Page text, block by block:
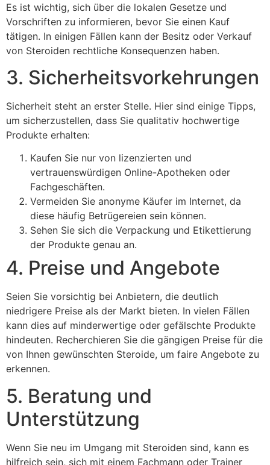
Es ist wichtig, sich über die lokalen Gesetze und
Vorschriften zu informieren, bevor Sie einen Kauf
tätigen. In einigen Fällen kann der Besitz oder Verkauf
von Steroiden rechtliche Konsequenzen haben.
3. Sicherheitsvorkehrungen
Sicherheit steht an erster Stelle. Hier sind einige Tipps,
um sicherzustellen, dass Sie qualitativ hochwertige
Produkte erhalten:
Kaufen Sie nur von lizenzierten und
vertrauenswürdigen Online-Apotheken oder
Fachgeschäften.
Vermeiden Sie anonyme Käufer im Internet, da
diese häufig Betrügereien sein können.
Sehen Sie sich die Verpackung und Etikettierung
der Produkte genau an.
4. Preise und Angebote
Seien Sie vorsichtig bei Anbietern, die deutlich
niedrigere Preise als der Markt bieten. In vielen Fällen
kann dies auf minderwertige oder gefälschte Produkte
hindeuten. Recherchieren Sie die gängigen Preise für die
von Ihnen gewünschten Steroide, um faire Angebote zu
erkennen.
5. Beratung und
Unterstützung
Wenn Sie neu im Umgang mit Steroiden sind, kann es
hilfreich sein, sich mit einem Fachmann oder Trainer